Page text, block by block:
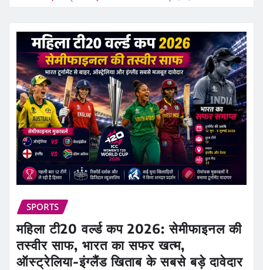
SPORTS
महिला टी20 वर्ल्ड कप 2026: सेमीफाइनल की
तस्वीर साफ, भारत का सफर खत्म,
ऑस्ट्रेलिया-इंग्लैंड खिताब के सबसे बड़े दावेदार